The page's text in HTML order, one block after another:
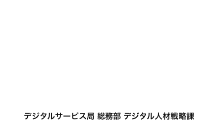
デジタルサービス局 総務部 デジタル人材戦略課